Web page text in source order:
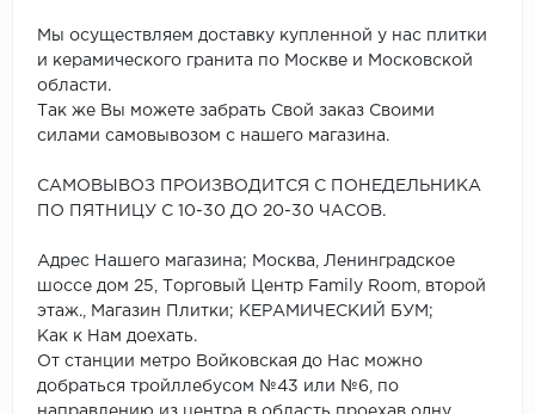
Мы осуществляем доставку купленной у нас плитки
и керамического гранита по Москве и Московской
области.
Так же Вы можете забрать Свой заказ Своими
силами самовывозом с нашего магазина.
САМОВЫВОЗ ПРОИЗВОДИТСЯ С ПОНЕДЕЛЬНИКА
ПО ПЯТНИЦУ С 10-30 ДО 20-30 ЧАСОВ.
Адрес Нашего магазина; Москва, Ленинградское
шоссе дом 25, Торговый Центр Family Room, второй
этаж., Магазин Плитки; КЕРАМИЧЕСКИЙ БУМ;
Как к Нам доехать.
От станции метро Войковская до Нас можно
добраться тройллебусом №43 или №6, по